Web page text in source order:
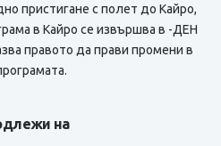
пристигане с полет до Кайро,
в Кайро се извършва в -ДЕН
правото да прави промени в
на